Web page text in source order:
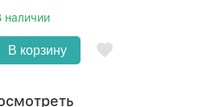
наличии
В корзину